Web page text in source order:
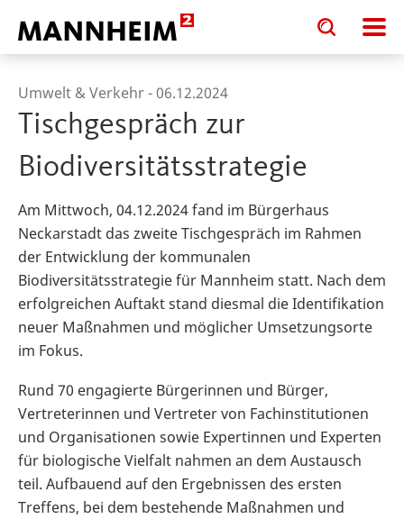
Toggle
search
input
Toggle
search
input
Umwelt & Verkehr -06.12.2024
Tischgespräch zur
Biodiversitätsstrategie
Am Mittwoch, 04.12.2024 fand im Bürgerhaus
Neckarstadt das zweite Tischgespräch im Rahmen
der Entwicklung der kommunalen
Biodiversitätsstrategie für Mannheim statt. Nach dem
erfolgreichen Auftakt stand diesmal die Identifikation
neuer Maßnahmen und möglicher Umsetzungsorte
im Fokus.
Rund 70 engagierte Bürgerinnen und Bürger,
Vertreterinnen und Vertreter von Fachinstitutionen
und Organisationen sowie Expertinnen und Experten
für biologische Vielfalt nahmen an dem Austausch
teil. Aufbauend auf den Ergebnissen des ersten
Treffens, bei dem bestehende Maßnahmen und